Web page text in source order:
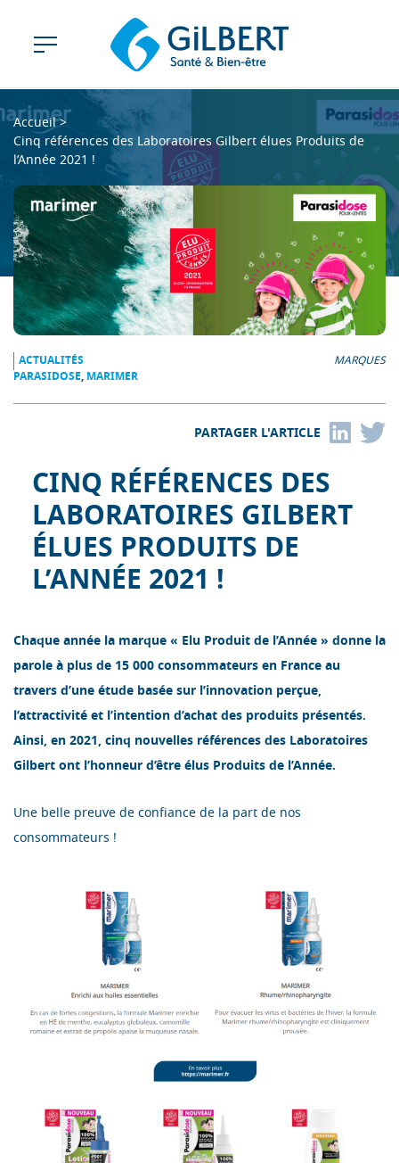
Accueil>
Cinq références des Laboratoires Gilbert élues Produits de
l’Année 2021 !
ACTUALITÉS
PARASIDOSE, MARIMER
MARQUES
PARTAGER L'ARTICLE
CINQ RÉFÉRENCES DES
LABORATOIRES GILBERT
ÉLUES PRODUITS DE
L’ANNÉE 2021 !
Chaque année la marque « Elu Produit de l’Année » donne la
parole à plus de 15 000 consommateurs en France au
travers d’une étude basée sur l’innovation perçue,
l’attractivité et l’intention d’achat des produits présentés.
Ainsi, en 2021, cinq nouvelles références des Laboratoires
Gilbert ont l’honneur d’être élus Produits de l’Année.
Une belle preuve de confiance de la part de nos
consommateurs !